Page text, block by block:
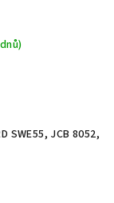
SWE55, JCB 8052,